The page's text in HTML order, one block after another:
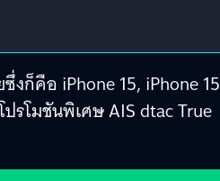
งก็คือ iPhone 15, iPhone 15
รโมชันพิเศษ AIS dtac True